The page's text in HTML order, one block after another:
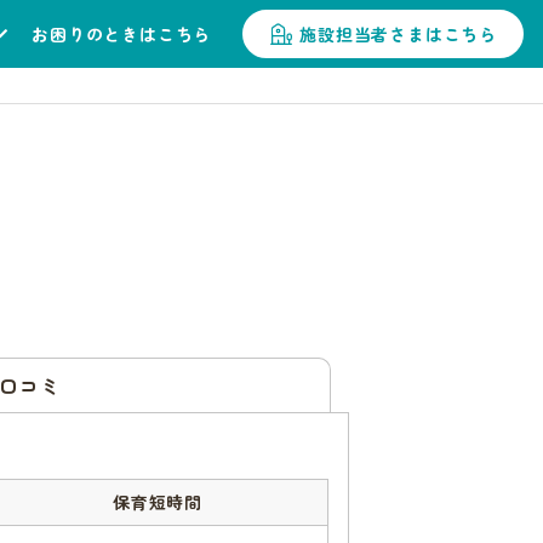
お困りのときはこちら 施設担当者さまはこちら
口コミ
保育短時間